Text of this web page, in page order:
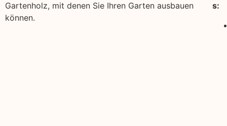
Gartenholz, mit denen Sie Ihren Garten ausbauen
können.
s: